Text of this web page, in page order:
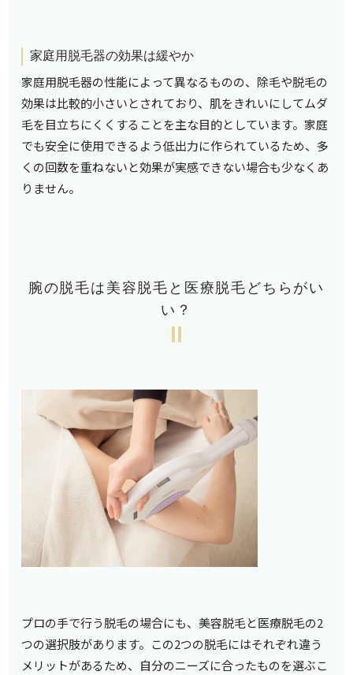
家庭用脱毛器の効果は緩やか
家庭用脱毛器の性能によって異なるものの、除毛や脱毛の
効果は比較的小さいとされており、肌をきれいにしてムダ
毛を目立ちにくくすることを主な目的としています。家庭
でも安全に使用できるよう低出力に作られているため、多
くの回数を重ねないと効果が実感できない場合も少なくあ
りません。
腕の脱毛は美容脱毛と医療脱毛どちらがい
い？
プロの手で行う脱毛の場合にも、美容脱毛と医療脱毛の2
つの選択肢があります。この2つの脱毛にはそれぞれ違う
メリットがあるため、自分のニーズに合ったものを選ぶこ